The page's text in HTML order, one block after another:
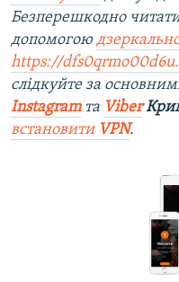
Безперешкодно
допомогою
https://
слідкуйте за
Instagramта Viber
встановити VPN.